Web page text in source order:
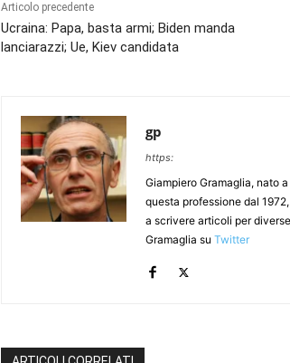
Articolo precedente
Ucraina: Papa, basta armi; Biden manda
lanciarazzi; Ue, Kiev candidata
gp
https:
Giampiero Gramaglia, nato
questa professione dal
a scrivere articoli per
Gramaglia su Twitter